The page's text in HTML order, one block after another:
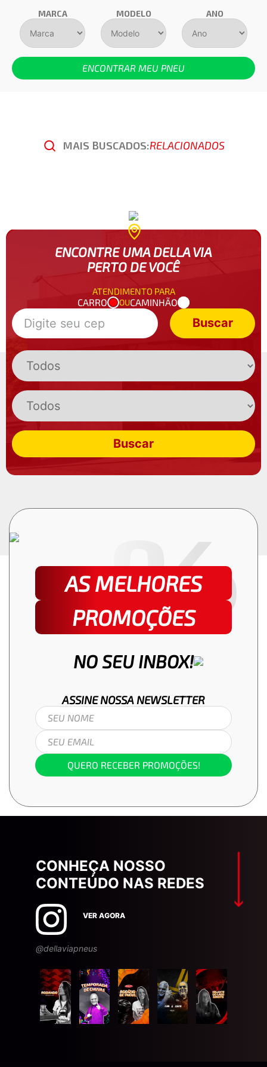
MARCA MODELO ANO
ENCONTRAR MEU PNEU
MAIS BUSCADOS:RELACIONADOS
ENCONTRE UMA DELLA VIA
PERTO DE VOCÊ
ATENDIMENTO PARA
CARRO OUCAMINHÃO
Buscar
Buscar
AS MELHORES
PROMOÇÕES
NO SEU INBOX!
ASSINE NOSSA NEWSLETTER
QUERO RECEBER PROMOÇÕES!
CONHEÇA NOSSO
CONTEÚDO NAS REDES
VER AGORA
@dellaviapneus